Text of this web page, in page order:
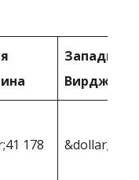
Западная
178